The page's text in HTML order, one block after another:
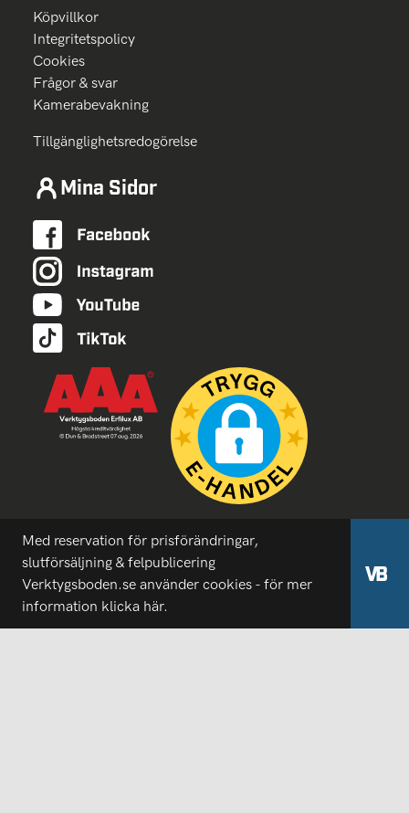
Köpvillkor
Integritetspolicy
Cookies
Frågor & svar
Kamerabevakning
Tillgänglighetsredogörelse
Mina Sidor
Med reservation för prisförändringar,
slutförsäljning & felpublicering
Verktygsboden.se använder cookies - för mer
information klicka här.